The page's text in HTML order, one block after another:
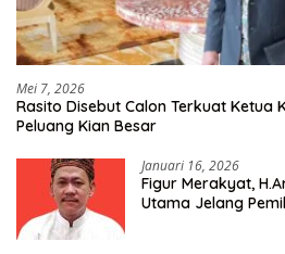
Mei 7, 2026
Rasito Disebut Calon Terkuat Ketua
Peluang Kian Besar
Januari 16, 2026
Figur Merakyat,
Utama Jelang